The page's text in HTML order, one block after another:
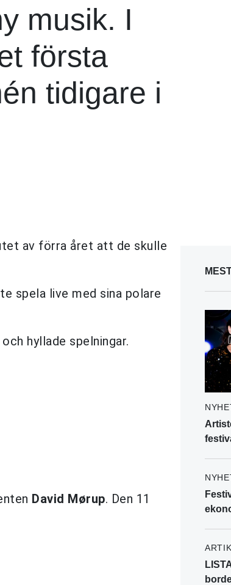
musik. I
första
tidigare i
av förra året att de skulle
spela live med sina polare
hyllade spelningar.
David Mørup. Den 11